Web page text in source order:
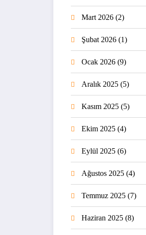
Mart 2026 (2)
Şubat 2026 (1)
Ocak 2026 (9)
Aralık 2025 (5)
Kasım 2025 (5)
Ekim 2025 (4)
Eylül 2025 (6)
Ağustos 2025 (4)
Temmuz 2025 (7)
Haziran 2025 (8)